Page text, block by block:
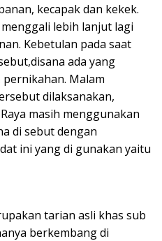
kecapak dan kekek.
lebih lanjut lagi
Kebetulan pada saat
ada yang
Malam
dilaksanakan,
masih menggunakan
di sebut dengan
ini yang di gunakan yaitu
tarian asli khas sub
berkembang di